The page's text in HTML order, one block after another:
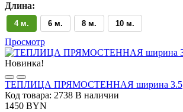
Длина:
4 м. 6 м. 8 м. 10 м.
Просмотр
Новинка!
ТЕПЛИЦА ПРЯМОСТЕННАЯ ширина 3.5
Код товара: 2738 В наличии
1450 BYN